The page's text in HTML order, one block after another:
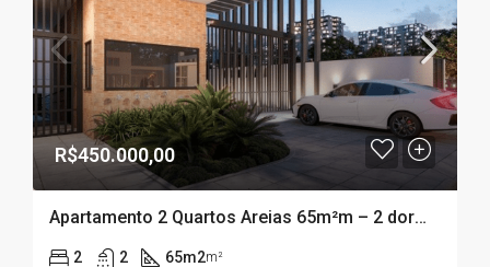
R$450.000,00
Apartamento 2 Quartos Areias 65m²m – 2 dormitórios ( 1 suíte)
2 2 65m2m²